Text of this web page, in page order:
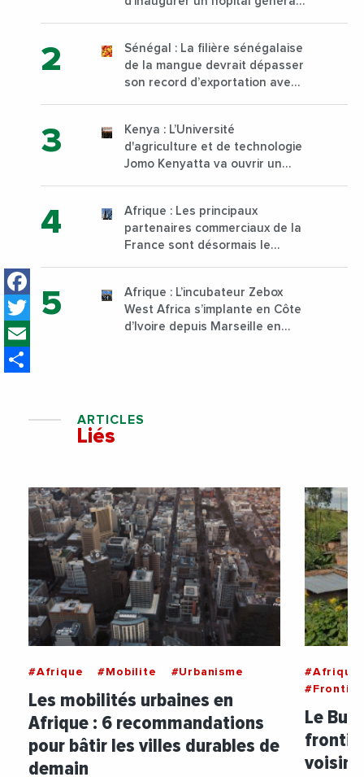
Facebook
Twitter
Sénégal : La filière sénégalaise
de la mangue devrait dépasser
son record d’exportation avec
Kenya : L’Université
d'agriculture et de technologie
Jomo Kenyatta va ouvrir un
sur son campus de Karen à
Nairobi dès janvier 2023
Afrique : Les principaux
partenaires commerciaux de la
France sont désormais le
Afrique : L’incubateur Zebox
West Africa s’implante en Côte
d’Ivoire depuis Marseille en
ARTICLES
Liés
#Afrique #Mobilite #Urbanisme
Les mobilités urbaines en
Afrique : 6 recommandations
pour bâtir les villes durables de
demain
#Afrique
Le
voisins